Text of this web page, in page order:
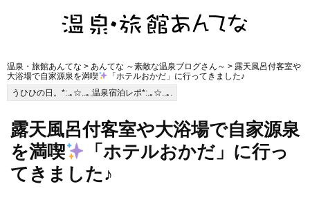
温泉・旅館あんてな > あんてな ～素敵な温泉ブログさん～ > 露天風呂付客室や
大浴場で自家源泉を満喫
「ホテルおかだ」に行ってきました♪
うひひの日。*:.｡☆..｡.温泉宿泊レポ*:.｡☆..｡.
露天風呂付客室や大浴場で自家源泉
を満喫
「ホテルおかだ」に行っ
てきました♪